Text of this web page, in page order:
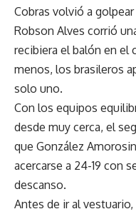
Cobras volvió a
Robson Alves corrió
recibiera el balón en el
menos, los brasileros
solo uno.
Con los equipos
desde muy cerca, el
que González
acercarse a 24-19 con
descanso.
Antes de ir al